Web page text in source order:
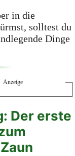
in die
solltest du
Dinge
Anzeige
Der erste